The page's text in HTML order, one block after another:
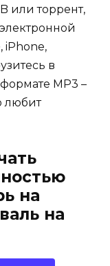
или торрент,
iPhone,
в
MP3 –
любит
на
на